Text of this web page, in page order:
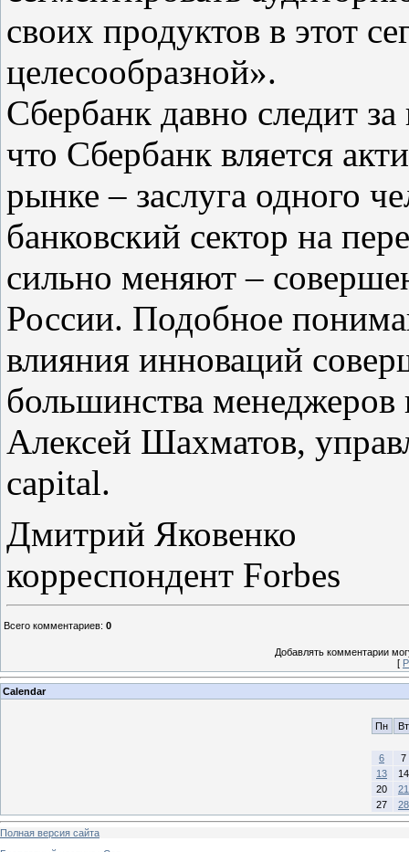
своих продуктов в этот
целесообразной».
Сбербанк давно следит
что Сбербанк вляется
рынке – заслуга одного
банковский сектор на
сильно меняют –
России. Подобное
влияния инноваций
большинства менеджеров
Алексей Шахматов,
capital.
Дмитрий Яковенко
корреспондент Forbes
Всего комментариев: 0
Добавлять комментарии
[
Calendar
Пн Вт
6
7
13
14
20
21
27
28
Полная версия сайта